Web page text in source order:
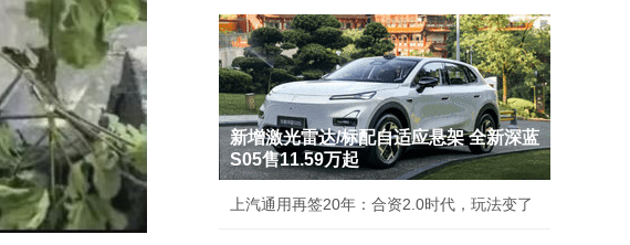
新增激光雷达/标配自适应悬架 全新深蓝
S05售11.59万起
上汽通用再签20年：合资2.0时代，玩法变了